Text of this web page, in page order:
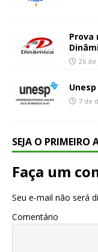
Prova
26 de
7 de
SEJA O PRIMEIRO
Faça um
Seu e-mail não será
Comentário